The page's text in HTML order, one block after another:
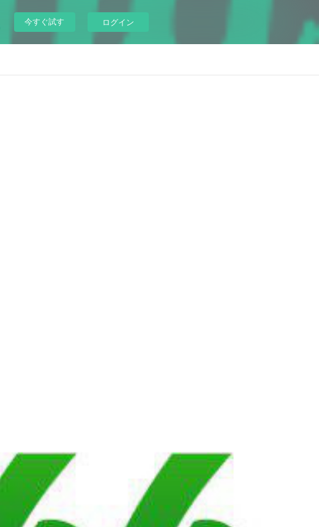
今すぐ試す ログイン